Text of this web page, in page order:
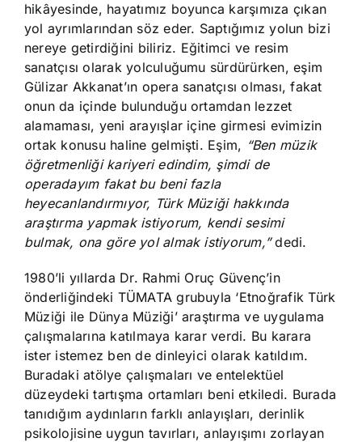
hikâyesinde, hayatımız boyunca karşımıza çıkan
yol ayrımlarından söz eder. Saptığımız yolun bizi
nereye getirdiğini biliriz. Eğitimci ve resim
sanatçısı olarak yolculuğumu sürdürürken, eşim
Gülizar Akkanat’ın opera sanatçısı olması, fakat
onun da içinde bulunduğu ortamdan lezzet
alamaması, yeni arayışlar içine girmesi evimizin
ortak konusu haline gelmişti. Eşim, “Ben müzik
öğretmenliği kariyeri edindim, şimdi de
operadayım fakat bu beni fazla
heyecanlandırmıyor, Türk Müziği hakkında
araştırma yapmak istiyorum, kendi sesimi
bulmak, ona göre yol almak istiyorum,”dedi.
1980’li yıllarda Dr. Rahmi Oruç Güvenç’in
önderliğindeki TÜMATA grubuyla ‘Etnoğrafik Türk
Müziği ile Dünya Müziği’ araştırma ve uygulama
çalışmalarına katılmaya karar verdi. Bu karara
ister istemez ben de dinleyici olarak katıldım.
Buradaki atölye çalışmaları ve entelektüel
düzeydeki tartışma ortamları beni etkiledi. Burada
tanıdığım aydınların farklı anlayışları, derinlik
psikolojisine uygun tavırları, anlayışımı zorlayan